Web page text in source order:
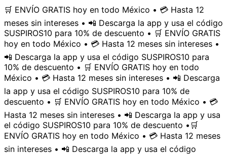
🛒 ENVÍO GRATIS hoy en todo México • 💳 Hasta 12
meses sin intereses • 📲 Descarga la app y usa el código
SUSPIROS10 para 10% de descuento • 🛒 ENVÍO GRATIS
hoy en todo México • 💳 Hasta 12 meses sin intereses •
📲 Descarga la app y usa el código SUSPIROS10 para
10% de descuento • 🛒 ENVÍO GRATIS hoy en todo
México • 💳 Hasta 12 meses sin intereses • 📲 Descarga
la app y usa el código SUSPIROS10 para 10% de
descuento • 🛒 ENVÍO GRATIS hoy en todo México • 💳
Hasta 12 meses sin intereses • 📲 Descarga la app y usa
el código SUSPIROS10 para 10% de descuento • 🛒
ENVÍO GRATIS hoy en todo México • 💳 Hasta 12 meses
sin intereses • 📲 Descarga la app y usa el código